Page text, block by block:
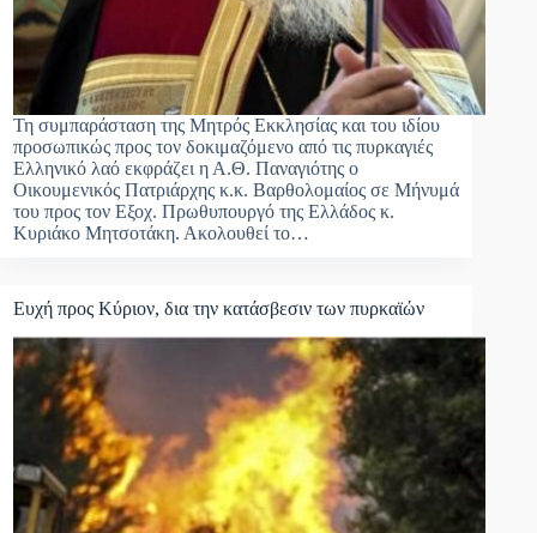
Τη συμπαράσταση της Μητρός Εκκλησίας και του ιδίου
προσωπικώς προς τον δοκιμαζόμενο από τις πυρκαγιές
Ελληνικό λαό εκφράζει η Α.Θ. Παναγιότης ο
Οικουμενικός Πατριάρχης κ.κ. Βαρθολομαίος σε Μήνυμά
του προς τον Εξοχ. Πρωθυπουργό της Ελλάδος κ.
Κυριάκο Μητσοτάκη. Ακολουθεί το…
Ευχή προς Κύριον, δια την κατάσβεσιν των πυρκαϊών